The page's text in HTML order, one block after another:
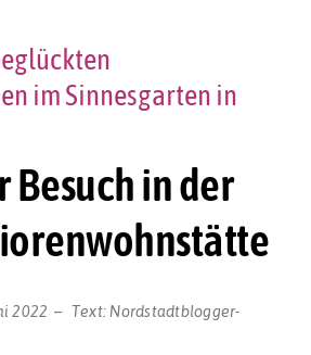
Besuch in der
im Sinnesgarten in
2022 Text: Nordstadtblogger-